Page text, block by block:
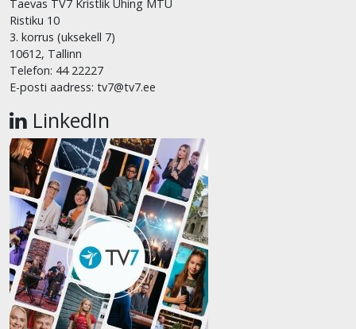
Taevas TV7 Kristlik Ühing MTÜ
Ristiku 10
3. korrus (uksekell 7)
10612, Tallinn
Telefon: 44 22227
E-posti aadress: tv7@tv7.ee
LinkedIn